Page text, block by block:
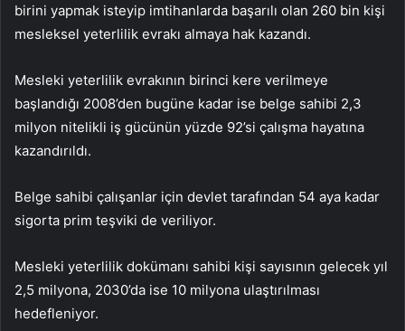
birini yapmak isteyip imtihanlarda başarılı olan 260 bin kişi
mesleksel yeterlilik evrakı almaya hak kazandı.
Mesleki yeterlilik evrakının birinci kere verilmeye
başlandığı 2008’den bugüne kadar ise belge sahibi 2,3
milyon nitelikli iş gücünün yüzde 92’si çalışma hayatına
kazandırıldı.
Belge sahibi çalışanlar için devlet tarafından 54 aya kadar
sigorta prim teşviki de veriliyor.
Mesleki yeterlilik dokümanı sahibi kişi sayısının gelecek yıl
2,5 milyona, 2030’da ise 10 milyona ulaştırılması
hedefleniyor.